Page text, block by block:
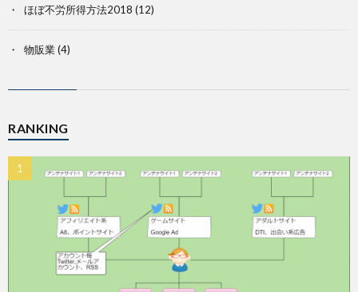
ほぼ不労所得方法2018 (12)
物販業(4)
RANKING